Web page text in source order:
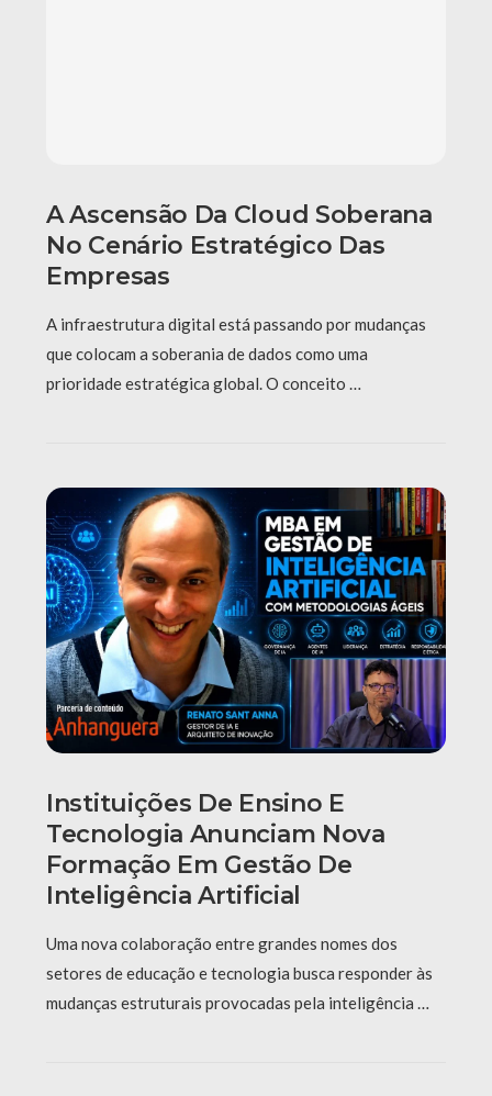
A Ascensão Da Cloud Soberana
No Cenário Estratégico Das
Empresas
A infraestrutura digital está passando por mudanças
que colocam a soberania de dados como uma
prioridade estratégica global. O conceito …
Instituições De Ensino E
Tecnologia Anunciam Nova
Formação Em Gestão De
Inteligência Artificial
Uma nova colaboração entre grandes nomes dos
setores de educação e tecnologia busca responder às
mudanças estruturais provocadas pela inteligência …